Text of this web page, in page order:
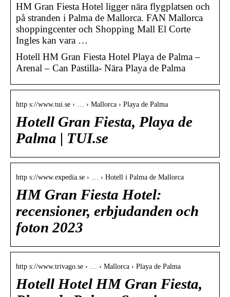
HM Gran Fiesta Hotel ligger nära flygplatsen och
på stranden i Palma de Mallorca. FAN Mallorca
shoppingcenter och Shopping Mall El Corte
Ingles kan vara …
Hotell HM Gran Fiesta Hotel Playa de Palma –
Arenal – Can Pastilla- Nära Playa de Palma
http s://www.tui.se › … › Mallorca › Playa de Palma
Hotell Gran Fiesta, Playa de
Palma | TUI.se
http s://www.expedia.se › … › Hotell i Palma de Mallorca
HM Gran Fiesta Hotel:
recensioner, erbjudanden och
foton 2023
http s://www.trivago.se › … › Mallorca › Playa de Palma
Hotell Hotel HM Gran Fiesta,